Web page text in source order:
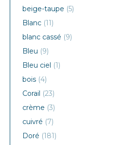
beige-taupe (5)
Blanc (11)
blanc cassé (9)
Bleu (9)
Bleu ciel (1)
bois (4)
Corail (23)
crème (3)
cuivré (7)
Doré (181)